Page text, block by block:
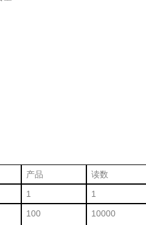
产品
读数
1
1
100
10000